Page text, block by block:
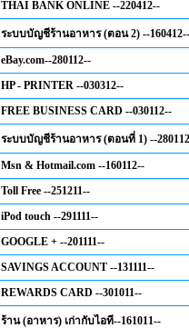
THAI BANK ONLINE --220412--
ระบบบัญชีร้านอาหาร (ตอน 2) --160412--
eBay.com--280112--
HP - PRINTER --030312--
FREE BUSINESS CARD --030112--
ระบบบัญชีร้านอาหาร (ตอนที่ 1) --
Msn & Hotmail.com --160112--
Toll Free --251211--
iPod touch --291111--
GOOGLE + --201111--
SAVINGS ACCOUNT --131111--
REWARDS CARD --301011--
ร้าน (อาหาร) เก่ากับไอที--161011--